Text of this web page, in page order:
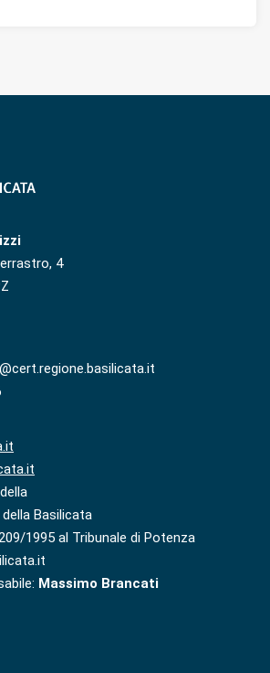
4
Basilicata
1995 al Tribunale di Potenza
Massimo Brancati